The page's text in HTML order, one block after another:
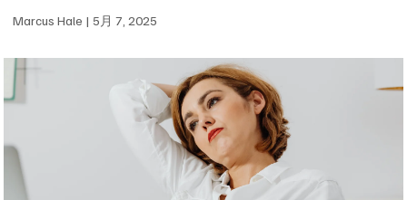
Marcus Hale 5月 7, 2025